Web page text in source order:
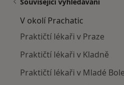
V okolí Prachatic
Praktičtí lékaři v Praze
Praktičtí lékaři v Kladně
Praktičtí lékaři v Mladé